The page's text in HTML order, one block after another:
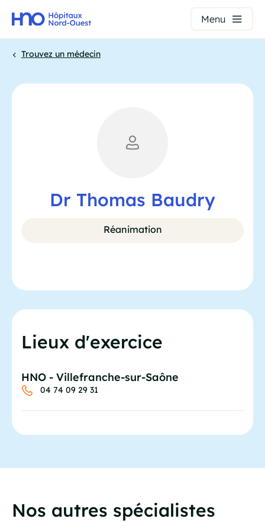
principal
Menu
d'Ariane
Trouvez un médecin
Dr Thomas Baudry
Réanimation
Lieux d'exercice
HNO - Villefranche-sur-Saône
04 74 09 29 31
Nos autres spécialistes